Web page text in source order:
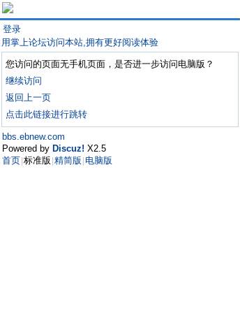
登录
用掌上论坛访问本站,拥有更好阅读体验
您访问的页面无手机页面，是否进一步访问电脑版？
继续访问
返回上一页
点击此链接进行跳转
bbs.ebnew.com
Powered by Discuz! X2.5
首页 标准版 精简版 电脑版